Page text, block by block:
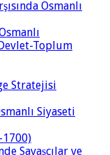
Osmanlı
Toplum
Stratejisi
Siyaseti
1700)
Savaşçılar ve